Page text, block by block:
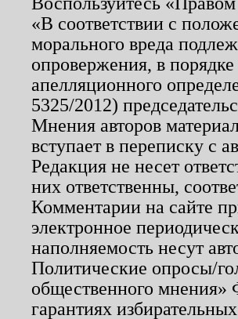
«В соответствии с
морального вреда
опровержения, в
апелляционного
5325/2012)
Мнения авторов
вступает в переписку с
Редакция не несет
них ответственны,
Комментарии на сайте
электронное
наполняемость несут
Политические опросы/
общественного мнения»
гарантиях